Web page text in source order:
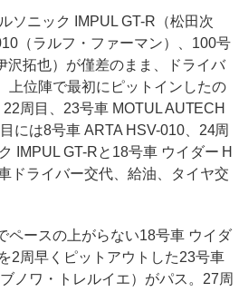
ソニック IMPUL GT-R（松田次
（ラルフ・ファーマン）、100号
沢拓也）が僅差のまま、ドライバ
上位陣で最初にピットインしたの
周目、23号車 MOTUL AUTECH
には8号車 ARTA HSV-010、24周
IMPUL GT-Rと18号車 ウイダー H
ドライバー交代、給油、タイヤ交
ースの上がらない18号車 ウイダ
2周早くピットアウトした23号車
ノワ・トレルイエ）がパス。27周